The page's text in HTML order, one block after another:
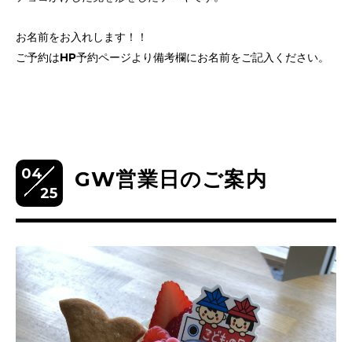
お名前をお入れします！！
ご予約はHP予約ページより備考欄にお名前をご記入ください。
04
25
GW営業日のご案内